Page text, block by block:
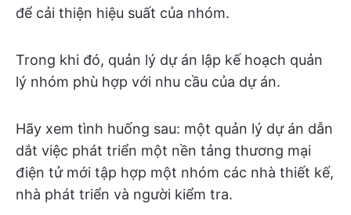
để cải thiện hiệu suất của nhóm.
Trong khi đó, quản lý dự án lập kế hoạch quản
lý nhóm phù hợp với nhu cầu của dự án.
Hãy xem tình huống sau: một quản lý dự án dẫn
dắt việc phát triển một nền tảng thương mại
điện tử mới tập hợp một nhóm các nhà thiết kế,
nhà phát triển và người kiểm tra.